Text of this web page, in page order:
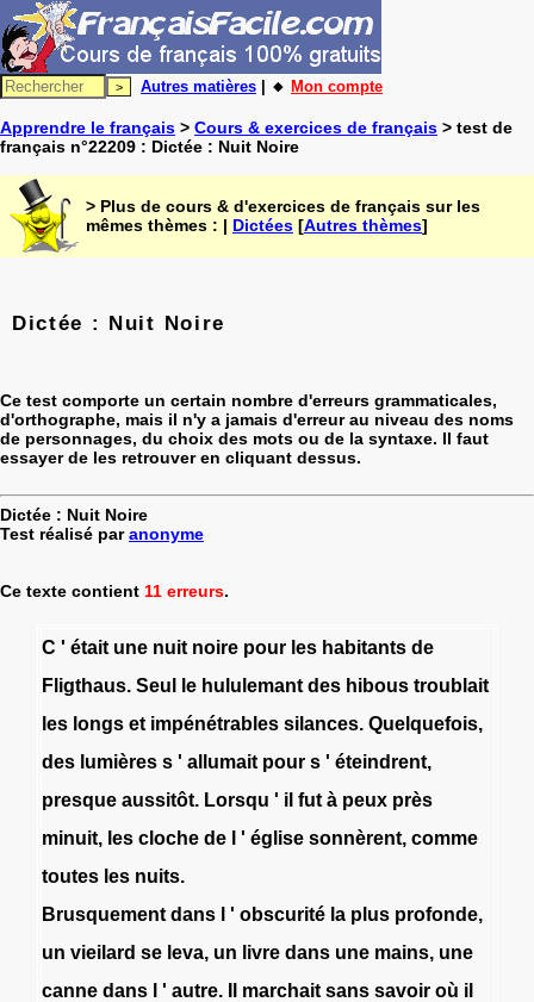
Autres matières | 🔸 Mon compte
Apprendre le français > Cours & exercices de français > test de
français n°22209 : Dictée : Nuit Noire
> Plus de cours & d'exercices de français sur les
mêmes thèmes : | Dictées [Autres thèmes]
Dictée : Nuit Noire
Ce test comporte un certain nombre d'erreurs grammaticales,
d'orthographe, mais il n'y a jamais d'erreur au niveau des noms
de personnages, du choix des mots ou de la syntaxe. Il faut
essayer de les retrouver en cliquant dessus.
Dictée : Nuit Noire
Test réalisé paranonyme
Ce texte contient 11 erreurs.
C ' était une nuit noire pour les habitants de
Fligthaus. Seul le hululemant des hibous troublait
les longs et impénétrables silances. Quelquefois,
des lumières s ' allumait pour s ' éteindrent,
presque aussitôt. Lorsqu ' il fut à peux près
minuit, les cloche de ' église sonnèrent, comme
toutes les nuits.
Brusquement dans ' obscurité la plus profonde,
un vieilard se leva, un livre dans une mains, une
canne dans ' autre. marchait sans savoir où il